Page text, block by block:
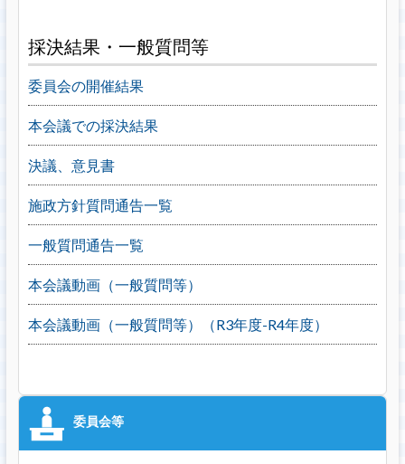
採決結果・一般質問等
委員会の開催結果
本会議での採決結果
決議、意見書
施政方針質問通告一覧
一般質問通告一覧
本会議動画（一般質問等）
本会議動画（一般質問等）（R3年度-R4年度）